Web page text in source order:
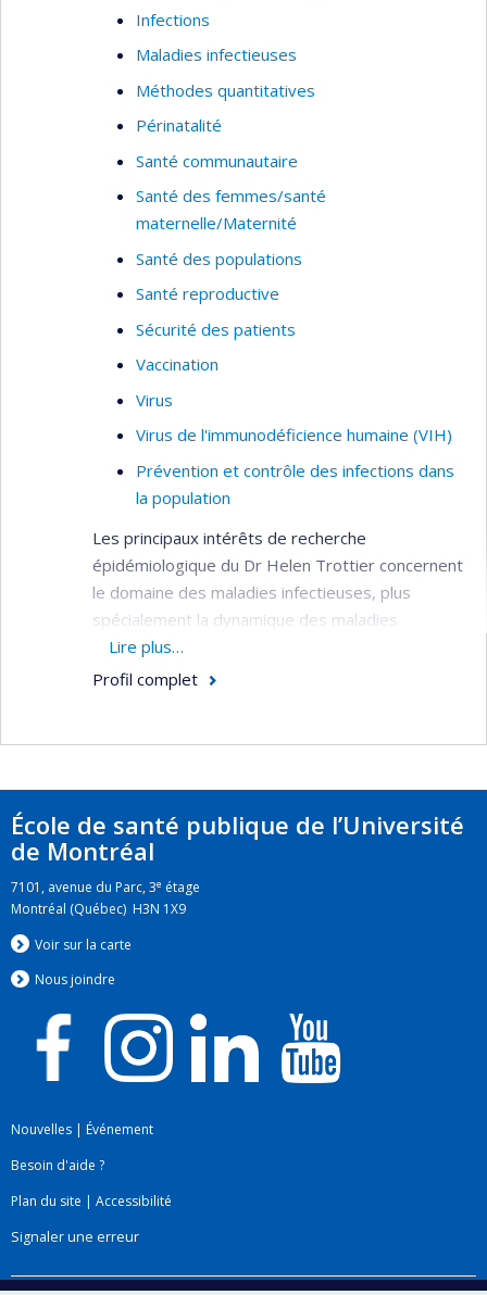
Infections
Maladies infectieuses
Méthodes quantitatives
Périnatalité
Santé communautaire
Santé des femmes/santé
maternelle/Maternité
Santé des populations
Santé reproductive
Sécurité des patients
Vaccination
Virus
Virus de l'immunodéficience humaine (VIH)
Prévention et contrôle des infections dans
la population
Les principaux intérêts de recherche
épidémiologique du Dr Helen Trottier concernent
le domaine des maladies infectieuses, plus
spécialement la dynamique des maladies
infectieuses communes de l’enfance, la
vaccination et les maladies infectieuses liées au
l’entremise de produits sanguins. Dr Trottier est
titulaire de nombreux fonds de recherche et de
bourses salariales des IRSC et du FRQS.
Lire plus…
Profil complet
École de santé publique de l’Université
de Montréal
7101, avenue du Parc, 3e étage
Montréal (Québec) H3N 1X9
Voir sur la carte
Nous joindre
Nouvelles | Événement
Besoin d'aide ?
Plan du site | Accessibilité
Signaler une erreur